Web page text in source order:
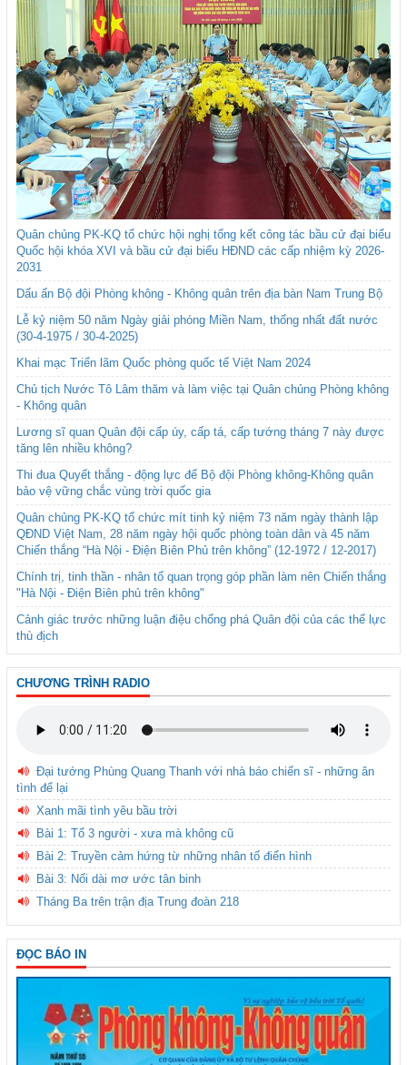
Quân chủng PK-KQ tổ chức hội nghị tổng kết công tác bầu cử đại biểu
Quốc hội khóa XVI và bầu cử đại biểu HĐND các cấp nhiệm kỳ 2026-
2031
Dấu ấn Bộ đội Phòng không - Không quân trên địa bàn Nam Trung Bộ
Lễ kỷ niệm 50 năm Ngày giải phóng Miền Nam, thống nhất đất nước
(30-4-1975 / 30-4-2025)
Khai mạc Triển lãm Quốc phòng quốc tế Việt Nam 2024
Chủ tịch Nước Tô Lâm thăm và làm việc tại Quân chủng Phòng không
- Không quân
Lương sĩ quan Quân đội cấp úy, cấp tá, cấp tướng tháng 7 này được
tăng lên nhiều không?
Thi đua Quyết thắng - động lực để Bộ đội Phòng không-Không quân
bảo vệ vững chắc vùng trời quốc gia
Quân chủng PK-KQ tổ chức mít tinh kỷ niệm 73 năm ngày thành lập
QĐND Việt Nam, 28 năm ngày hội quốc phòng toàn dân và 45 năm
Chiến thắng “Hà Nội - Điện Biên Phủ trên không” (12-1972 / 12-2017)
Chính trị, tinh thần - nhân tố quan trọng góp phần làm nên Chiến thắng
"Hà Nội - Điện Biên phủ trên không"
Cảnh giác trước những luận điệu chống phá Quân đội của các thế lực
thù địch
CHƯƠNG TRÌNH RADIO
Đại tướng Phùng Quang Thanh với nhà báo chiến sĩ - những ân
tình để lại
Xanh mãi tình yêu bầu trời
Bài 1: Tổ 3 người - xưa mà không cũ
Bài 2: Truyền cảm hứng từ những nhân tố điển hình
Bài 3: Nối dài mơ ước tân binh
Tháng Ba trên trận địa Trung đoàn 218
ĐỌC BÁO IN